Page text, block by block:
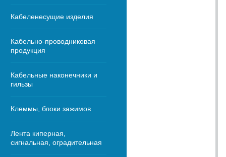
Кабеленесущие изделия
Кабельно-проводниковая
продукция
Кабельные наконечники и
гильзы
Клеммы, блоки зажимов
Лента киперная,
сигнальная, оградительная